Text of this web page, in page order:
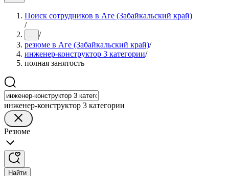
Поиск сотрудников в Аге (Забайкальский край)
/
... /
резюме в Аге (Забайкальский край)/
инженер-конструктор 3 категории/
полная занятость
инженер-конструктор 3 категории
Резюме
Найти